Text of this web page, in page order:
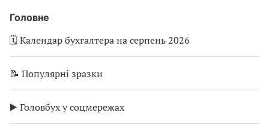
Головне
🗓️ Календар бухгалтера на серпень 2026
📝 Популярні зразки
▶️ Головбух у соцмережах